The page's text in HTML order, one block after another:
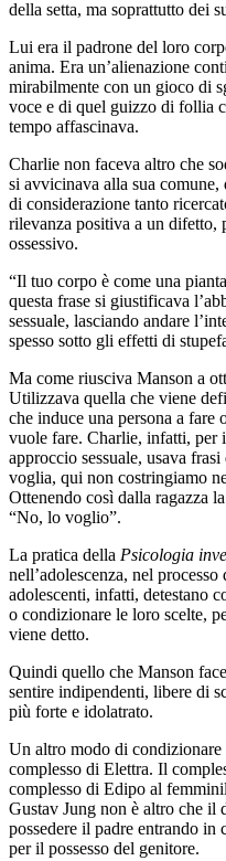
della setta, ma soprattutto dei
Lui era il padrone del loro
anima. Era un’alienazione
mirabilmente con un gioco di
voce e di quel guizzo di follia
tempo affascinava.
Charlie non faceva altro che
si avvicinava alla sua
di considerazione tanto
rilevanza positiva a un
ossessivo.
“Il tuo corpo è come una
questa frase si giustificava
sessuale, lasciando andare
spesso sotto gli effetti di
Ma come riusciva Manson a
Utilizzava quella che viene
che induce una persona a fare
vuole fare. Charlie, infatti, per
approccio sessuale, usava
voglia, qui non costringiamo
Ottenendo così dalla ragazza
“No, lo voglio”.
La pratica della Psicologia
nell’adolescenza, nel
adolescenti, infatti, detestano
o condizionare le loro scelte,
viene detto.
Quindi quello che Manson
sentire indipendenti, libere di
più forte e idolatrato.
Un altro modo di condizionare
complesso di Elettra. Il
complesso di Edipo al
Gustav Jung non è altro che il
possedere il padre entrando
per il possesso del genitore.